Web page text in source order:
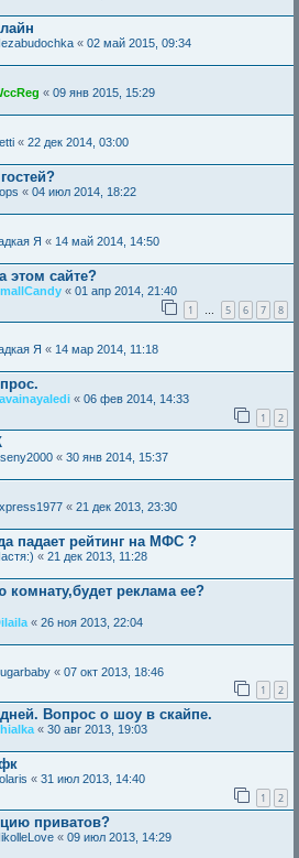
« 02 май 2015, 09:34
« 09 янв 2015, 15:29
« 22 дек 2014, 03:00
« 04 июл 2014, 18:22
Я « 14 май 2014, 14:50
этом сайте?
« 01 апр 2014, 21:40
1 … 5 6 7 8
Я « 14 мар 2014, 11:18
« 06 фев 2014, 14:33
1 2
« 30 янв 2014, 15:37
« 21 дек 2013, 23:30
падает рейтинг на МФС ?
« 21 дек 2013, 11:28
комнату,будет реклама ее?
« 26 ноя 2013, 22:04
« 07 окт 2013, 18:46
1 2
Вопрос о шоу в скайпе.
« 30 авг 2013, 19:03
« 31 июл 2013, 14:40
1 2
приватов?
« 09 июл 2013, 14:29